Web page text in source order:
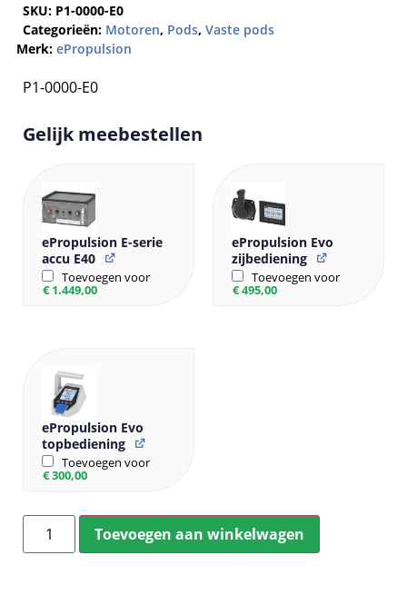
SKU: P1-0000-E0
Categorieën: Motoren, Pods, Vaste pods
Merk: ePropulsion
P1-0000-E0
Gelijk meebestellen
ePropulsion E-serie
accu E40
Toevoegen voor
€1.449,00
ePropulsion Evo
zijbediening
Toevoegen voor
€495,00
ePropulsion Evo
topbediening
Toevoegen voor
€300,00
Toevoegen aan winkelwagen